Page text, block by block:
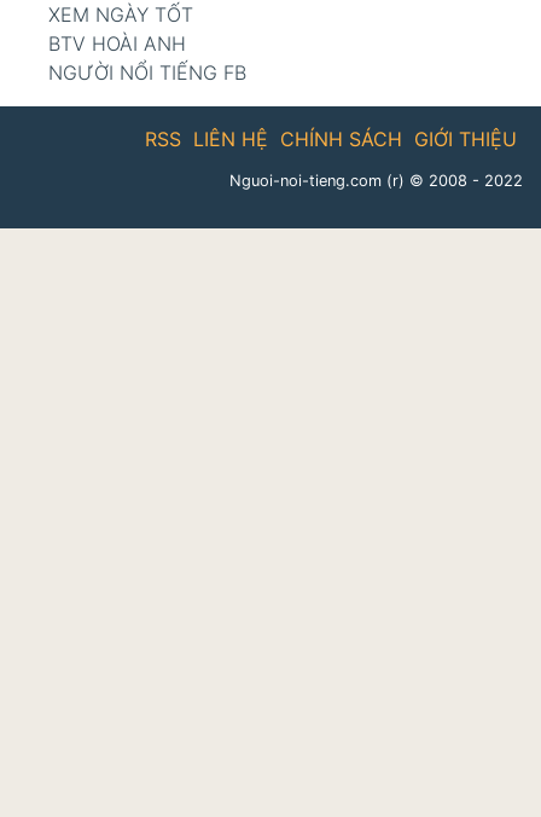
XEM NGÀY TỐT
BTV HOÀI ANH
NGƯỜI NỔI TIẾNG FB
GIỚI THIỆU
CHÍNH SÁCH
LIÊN HỆ
RSS
Nguoi-noi-tieng.com (r) © 2008 - 2022